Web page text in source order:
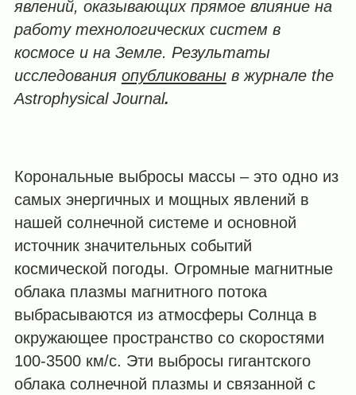
явлений, оказывающих прямое влияние на
работу технологических систем в
космосе и на Земле. Результаты
исследования опубликованыв журнале the
Astrophysical Journal.
Корональные выбросы массы – это одно из
самых энергичных и мощных явлений в
нашей солнечной системе и основной
источник значительных событий
космической погоды. Огромные магнитные
облака плазмы магнитного потока
выбрасываются из атмосферы Солнца в
окружающее пространство со скоростями
100-3500 км/с. Эти выбросы гигантского
облака солнечной плазмы и связанной с